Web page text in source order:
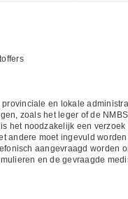
en lokale
zoals het leger of de
het noodzakelijk een
andere moet ingevuld
aangevraagd
en de gevraagde